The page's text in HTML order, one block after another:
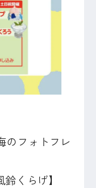
のフォトフレ
くらげ】